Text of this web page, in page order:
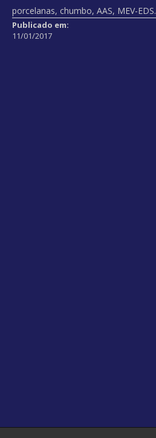
porcelanas, chumbo, AAS, MEV-EDS.
Publicado em:
11/01/2017